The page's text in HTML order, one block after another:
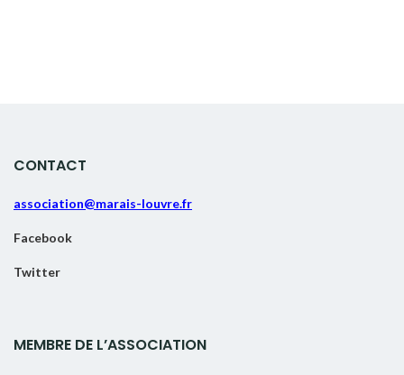
CONTACT
association@marais-louvre.fr
Facebook
Twitter
MEMBRE DE L’ASSOCIATION